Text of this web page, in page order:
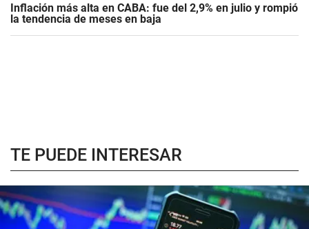
Inflación más alta en CABA: fue del 2,9% en julio y rompió
la tendencia de meses en baja
TE PUEDE INTERESAR